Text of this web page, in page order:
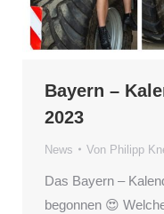
Bayern –
2023
News Von Philipp
Das Bayern –
begonnen 😍